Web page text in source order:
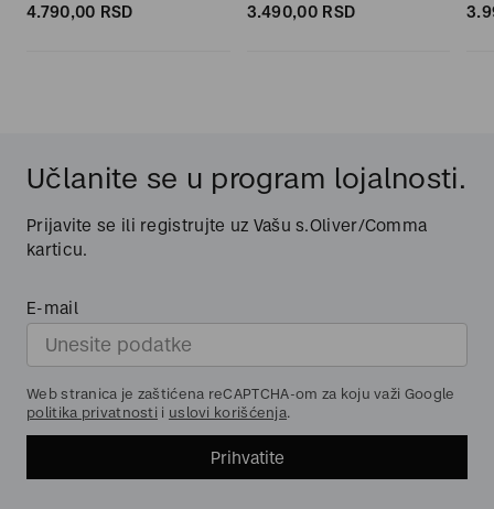
4.790,00 RSD 3.490,00 RSD
Učlanite se u program lojalnosti.
Prijavite se ili registrujte uz Vašu s.Oliver/Comma
karticu.
E-mail
Web stranica je zaštićena reCAPTCHA-om za koju važi Google
politika privatnosti i uslovi korišćenja.
Prihvatite